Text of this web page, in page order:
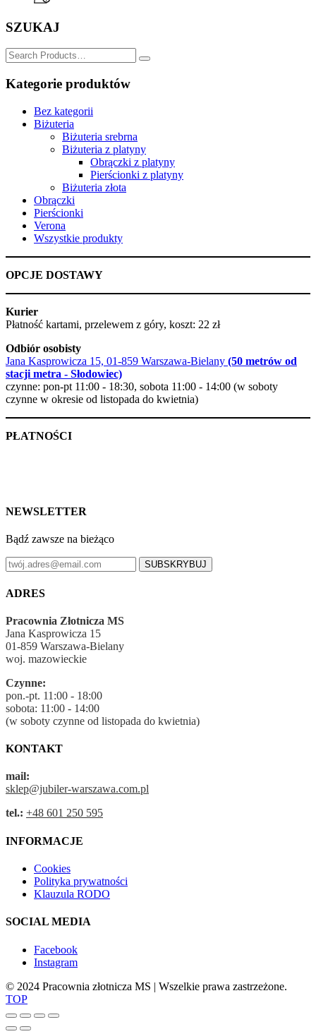
SZUKAJ
SZUKAJ
for:
Kategorie produktów
Bez kategorii
Biżuteria
Biżuteria srebrna
Biżuteria z platyny
Obrączki z platyny
Pierścionki z platyny
Biżuteria złota
Obrączki
Pierścionki
Verona
Wszystkie produkty
OPCJE DOSTAWY
Kurier
Płatność kartami, przelewem z góry, koszt: 22 zł
Odbiór osobisty
Jana Kasprowicza 15, 01-859 Warszawa-Bielany (50 metrów od
stacji metra - Słodowiec)
czynne: pon-pt 11:00 - 18:30, sobota 11:00 - 14:00 (w soboty
czynne w okresie od listopada do kwietnia)
PŁATNOŚCI
NEWSLETTER
Bądź zawsze na bieżąco
SUBSKRYBUJ
ADRES
Pracownia Złotnicza MS
Jana Kasprowicza 15
01-859 Warszawa-Bielany
woj. mazowieckie
Czynne:
pon.-pt. 11:00 - 18:00
sobota: 11:00 - 14:00
(w soboty czynne od listopada do kwietnia)
KONTAKT
mail:
sklep@jubiler-warszawa.com.pl
tel.: +48 601 250 595
INFORMACJE
Cookies
Polityka prywatności
Klauzula RODO
SOCIAL MEDIA
Facebook
Instagram
© 2024 Pracownia złotnicza MS | Wszelkie prawa zastrzeżone.
TOP